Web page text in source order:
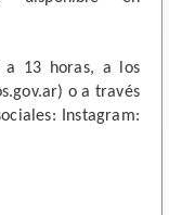
a 13 horas, a los
o a través
Instagram: